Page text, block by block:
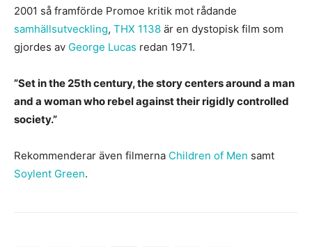
2001 så framförde Promoe kritik mot rådande
samhällsutveckling, THX 1138 är en dystopisk film som
gjordes av George Lucas redan 1971.
”Set in the 25th century, the story centers around a man
and a woman who rebel against their rigidly controlled
society.”
Rekommenderar även filmerna Children of Men samt
Soylent Green.